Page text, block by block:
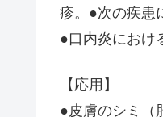
疹。●次の疾患
●口内炎におけ
【応用】
●皮膚のシミ（